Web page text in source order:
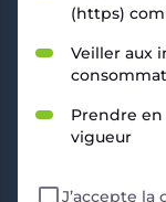
RESSOURCES
Politique de
Mentions légales
CGV Marchands
(https)
Veiller aux
Prendre
vigueur
J’accepte la